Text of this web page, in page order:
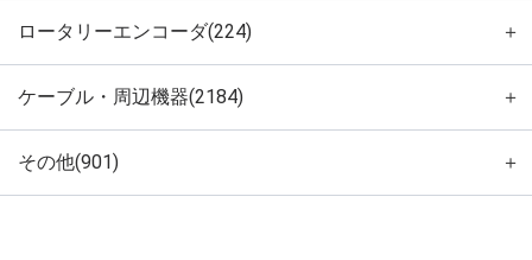
ロータリーエンコーダ(224) ＋
ケーブル・周辺機器(2184) ＋
その他(901) ＋